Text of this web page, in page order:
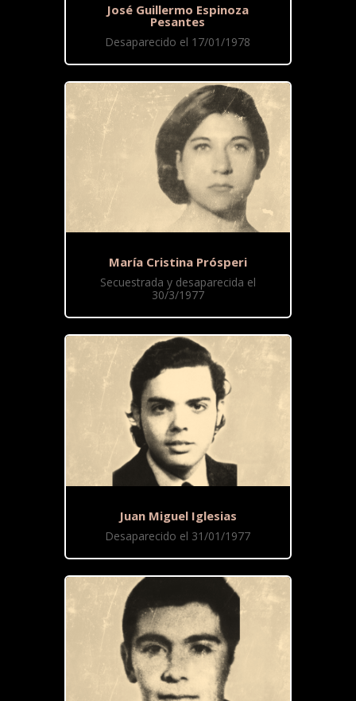
José Guillermo Espinoza
Pesantes
Desaparecido el 17/01/1978
María Cristina Prósperi
Secuestrada y desaparecida el
30/3/1977
Juan Miguel Iglesias
Desaparecido el 31/01/1977